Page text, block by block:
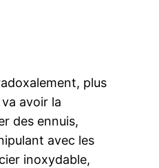
plus
avoir la
des ennuis,
avec les
inoxydable,